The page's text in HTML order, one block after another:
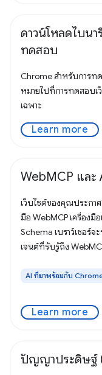
ดาวน์โหลดไบน
ทดสอบ
Chrome สำหรับการ
หมายไปที่การทดสอบเ
เฉพาะ
Learn more
WebMCP และ
เว็บไซต์ของคุณประกาศ
มือ WebMCP เครื่องมื
Schema เบราว์เซอร์จ
เจนต์ที่รับรู้ถึง
AI ที่มาพร้อมกับ
Learn more
ปัญญาประดิษฐ์